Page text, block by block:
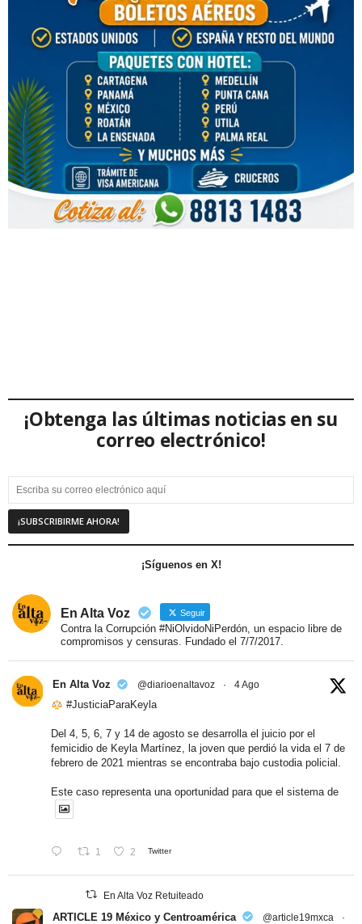
¡Obtenga las últimas noticias en su
correo electrónico!
¡Síguenos en X!
En Alta Voz Seguir
Contra la Corrupción #NiOlvidoNiPerdón, un espacio libre de
compromisos y censuras. Fundado el 7/7/2017.
En Alta Voz @diarioenaltavoz · 4 Ago
#JusticiaParaKeyla
Del 4, 5, 6, 7 y 14 de agosto se desarrolla el juicio por el
femicidio de Keyla Martínez, la joven que perdió la vida el 7 de
febrero de 2021 mientras se encontraba bajo custodia policial.
Este caso representa una oportunidad para que el sistema de
1 2 Twitter
En Alta Voz Retuiteado
ARTICLE 19 México y Centroamérica @article19mxca ·